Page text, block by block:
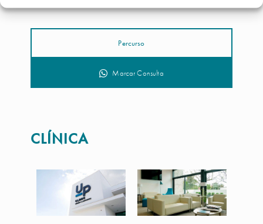
Percurso
Marcar Consulta
CLÍNICA